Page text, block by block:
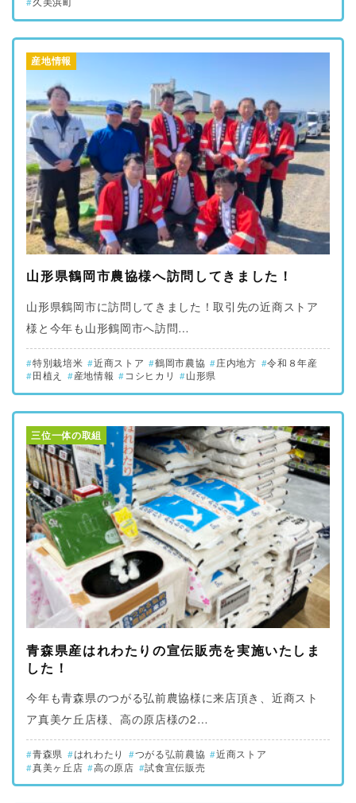
産地情報
山形県鶴岡市農協様へ訪問してきました！
山形県鶴岡市に訪問してきました！取引先の近商ストア
様と今年も山形鶴岡市へ訪問…
特別栽培米 近商ストア 鶴岡市農協 庄内地方
令和８年産
田植え
産地情報 コシヒカリ 山形県
三位一体の取組
青森県産はれわたりの宣伝販売を実施いたしま
した！
今年も青森県のつがる弘前農協様に来店頂き、近商スト
ア真美ケ丘店様、高の原店様の2…
青森県 はれわたり つがる弘前農協
近商ストア
真美ヶ丘店
高の原店 試食宣伝販売